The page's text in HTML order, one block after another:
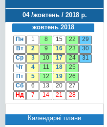
04 /жовтень / 2018 р.
жовтень 2018
Пн 1 8 15 22
29
Вт
2 9 16 23
30
Ср
3 10 17 24
31
Чт
4 11 18
25
Пт
5 12 19
26
Сб
6 13 20
27
Нд
7 14 21 28
Календарні плани